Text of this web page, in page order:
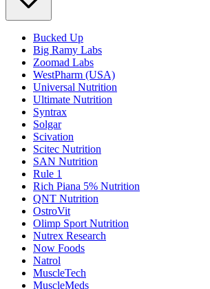
Bucked Up
Big Ramy Labs
Zoomad Labs
WestPharm (USA)
Universal Nutrition
Ultimate Nutrition
Syntrax
Solgar
Scivation
Scitec Nutrition
SAN Nutrition
Rule 1
Rich Piana 5% Nutrition
QNT Nutrition
OstroVit
Olimp Sport Nutrition
Nutrex Research
Now Foods
Natrol
MuscleTech
MuscleMeds